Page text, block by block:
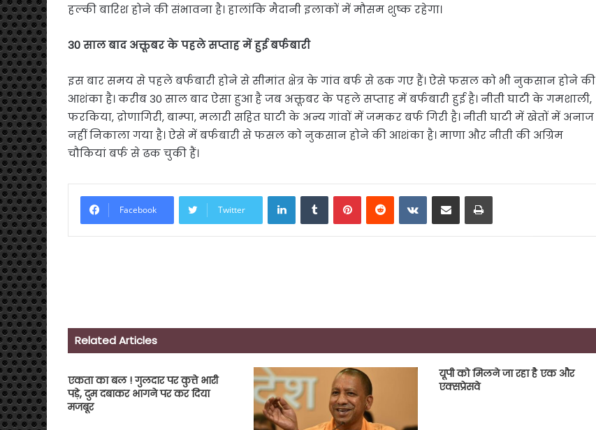
हल्की बारिश होने की संभावना है। हालांकि मैदानी इलाकों में मौसम शुष्क रहेगा।
30 साल बाद अक्तूबर के पहले सप्ताह में हुई बर्फबारी
इस बार समय से पहले बर्फबारी होने से सीमांत क्षेत्र के गांव बर्फ से ढक गए हैं। ऐसे फसल को भी नुकसान होने की
आशंका है। करीब 30 साल बाद ऐसा हुआ है जब अक्तूबर के पहले सप्ताह में बर्फबारी हुई है। नीती घाटी के गमशाली,
फरकिया, द्रोणागिरी, बाम्पा, मलारी सहित घाटी के अन्य गांवों में जमकर बर्फ गिरी है। नीती घाटी में खेतों में अनाज
नहीं निकाला गया है। ऐसे में बर्फबारी से फसल को नुकसान होने की आशंका है। माणा और नीती की अग्रिम
चौकियां बर्फ से ढक चुकी हैं।
Facebook Twitter
LinkedInTumblrPinterestReddit VKontakte
Share via Email Print
Related Articles
एकता का बल ! गुलदार पर कुत्ते भारी
पड़े, दुम दबाकर भागने पर कर दिया
मजबूर
यूपी को मिलने जा रहा है एक और
एक्सप्रेसवे